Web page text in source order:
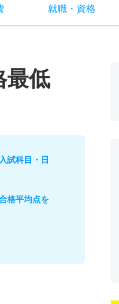
就職・ 資格
最低
試科目・日
格平均点を